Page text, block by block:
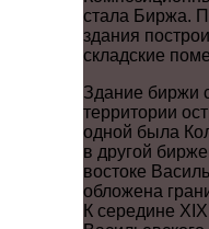
стала Биржа.
здания
складские
Здание биржи
территории
одной была
в другой
востоке
обложена
К середине